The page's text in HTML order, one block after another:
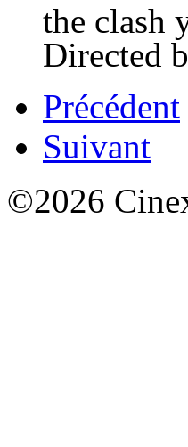
the clash
Directed
Précédent
Suivant
©2026